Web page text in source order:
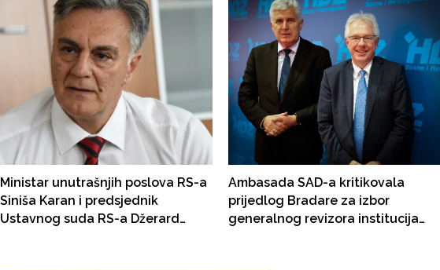
bošnjačkog glasa za ministra postavio
Ramu Isaka, "zabrinut" za Bosnu!
Ministar unutrašnjih poslova RS-a
Siniša Karan i predsjednik
Ustavnog suda RS-a Džerard
Ambasada SAD-a kritikovala
prijedlog Bradare za izbor
generalnog revizora institucija